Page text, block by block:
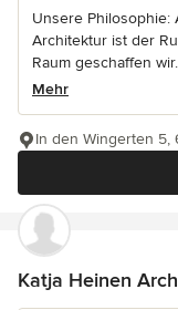
Unsere Philosophie:
Architektur ist der
Raum geschaffen
Mehr
In den Wingerten 5,
Katja Heinen